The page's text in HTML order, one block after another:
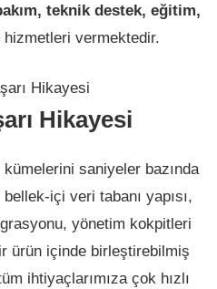
teknik destek, eğitim,
hizmetleri vermektedir.
Hikayesi
saniyeler bazında
içi veri tabanı yapısı,
yönetim kokpitleri
ürün içinde birleştirebilmiş
ihtiyaçlarımıza çok hızlı